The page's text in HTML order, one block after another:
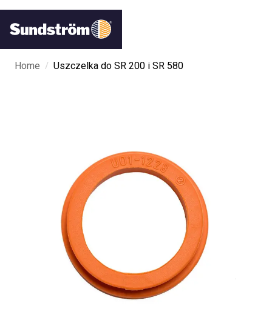
Home / Uszczelka do SR 200 i SR 580